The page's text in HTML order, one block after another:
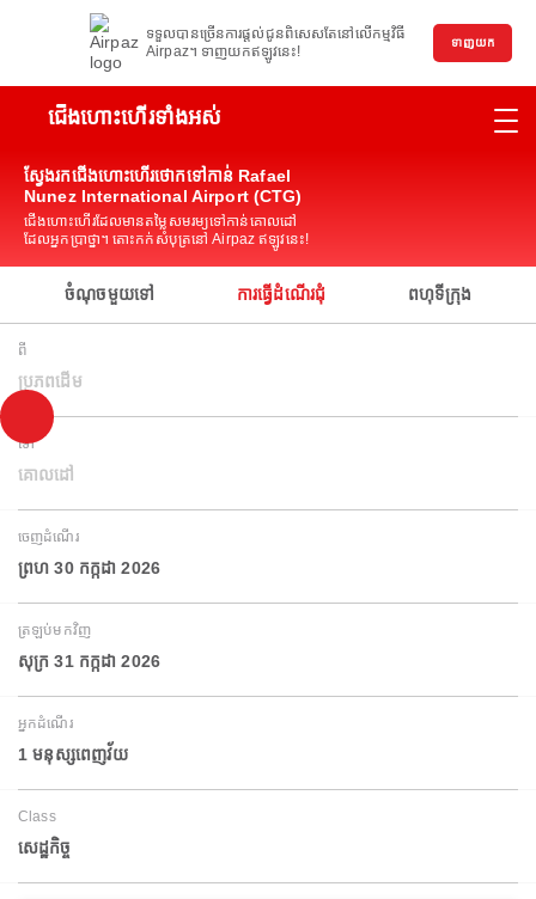
ទទួលបានច្រើនការផ្តល់ជូនពិសេសតែនៅលើកម្មវិធី
Airpaz។ ទាញយកឥឡូវនេះ!
ទាញយក
ជើងហោះហើរទាំងអស់
ស្វែងរកជើងហោះហើរថោកទៅកាន់ Rafael
Nunez International Airport (CTG)
ជើងហោះហើរដែលមានតម្លៃសមរម្យទៅកាន់គោលដៅ
ដែលអ្នកប្រាថ្នា។ តោះកក់សំបុត្រនៅ Airpaz ឥឡូវនេះ!
ចំណុចមួយទៅ ការធ្វើដំណើរជុំ ពហុទីក្រុង
ពី
ប្រភពដើម
ទៅ
គោលដៅ
ចេញដំណើរ
ព្រហ 30 កក្កដា 2026
ត្រឡប់មកវិញ
សុក្រ 31 កក្កដា 2026
អ្នកដំណើរ
1 មនុស្សពេញវ័យ
Class
សេដ្ឋកិច្ច